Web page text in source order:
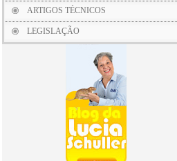
ARTIGOS TÉCNICOS
LEGISLAÇÃO